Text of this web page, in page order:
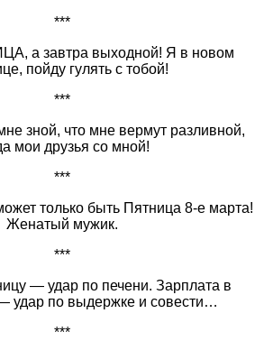
***
а завтра выходной! Я в новом
пойду гулять с тобой!
***
зной, что мне вермут разливной,
мои друзья со мной!
***
только быть Пятница 8-е марта!
Женатый мужик.
***
— удар по печени. Зарплата в
удар по выдержке и совести…
***